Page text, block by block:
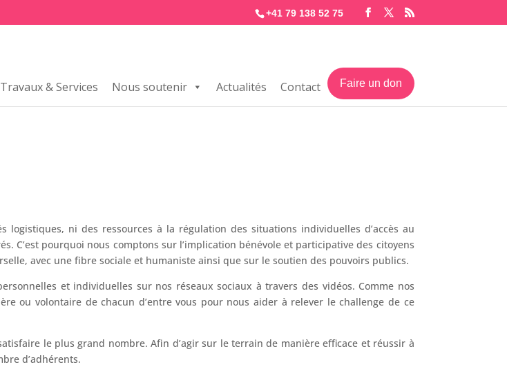
+41 79 138 52 75
Travaux & Services Nous soutenir Actualités Contact Faire un don
ni des ressources à la régulation des situations individuelles d’accès au
C’est pourquoi nous comptons sur l’implication bénévole et participative des citoyens
avec une fibre sociale et humaniste ainsi que sur le soutien des pouvoirs publics.
et individuelles sur nos réseaux sociaux à travers des vidéos. Comme nos
ou volontaire de chacun d’entre vous pour nous aider à relever le challenge de ce
le plus grand nombre. Afin d’agir sur le terrain de manière efficace et réussir à
d’adhérents.